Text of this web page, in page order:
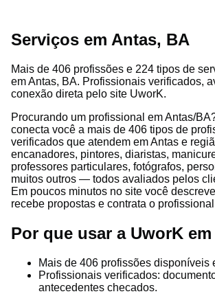
Serviços em Antas, BA
Mais de 406 profissões e 224 tipos de
em Antas, BA. Profissionais verificados,
conexão direta pelo site UworK.
Procurando um profissional em Antas/
conecta você a mais de 406 tipos de
verificados que atendem em Antas e
encanadores, pintores, diaristas,
professores particulares, fotógrafos,
muitos outros — todos avaliados pelos
Em poucos minutos no site você
recebe propostas e contrata o
Por que usar a UworK
Mais de 406 profissões disponíveis
Profissionais verificados:
antecedentes checados.